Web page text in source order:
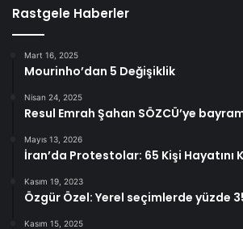
Rastgele Haberler
Mart 16, 2025
Mourinho’dan 5 Değişiklik
Nisan 24, 2025
Resul Emrah Şahan SÖZCÜ’ye
Mayıs 13, 2026
İran’da Protestolar: 65 Kişi Hayatını
Kasım 19, 2023
Özgür Özel: Yerel seçimlerde yüzde
Kasım 15, 2025